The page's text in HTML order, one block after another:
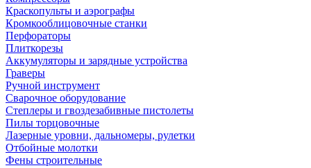
Краскопульты и аэрографы
Кромкооблицовочные станки
Перфораторы
Плиткорезы
Аккумуляторы и зарядные устройства
Граверы
Ручной инструмент
Сварочное оборудование
Степлеры и гвоздезабивные пистолеты
Пилы торцовочные
Лазерные уровни, дальномеры, рулетки
Отбойные молотки
Фены строительные